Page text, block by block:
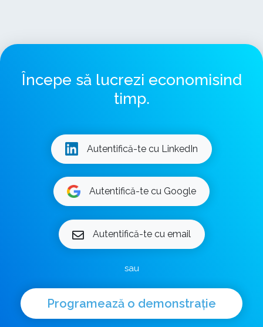
Începe să lucrezi economisind
timp.
Autentifică-te cu LinkedIn
Autentifică-te cu Google
Autentifică-te cu email
sau
Programează o demonstrație